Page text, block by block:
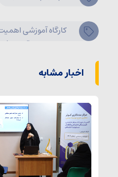
کارگاه آموزشی
تربیت
اخبار مشابه